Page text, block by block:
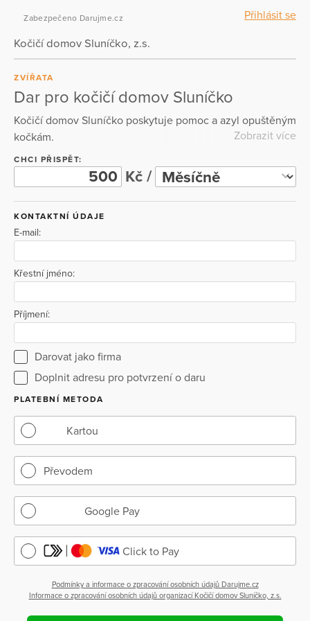
Přihlásit se
Zabezpečeno Darujme.cz
Kočičí domov Sluníčko, z.s.
ZVÍŘATA
Dar pro kočičí domov Sluníčko
Kočičí domov Sluníčko poskytuje pomoc a azyl opuštěným
kočkám.
Zobrazit více
CHCI PŘISPĚT:
Kč /
KONTAKTNÍ ÚDAJE
E-mail:
Křestní jméno:
Příjmení:
Darovat jako firma
Doplnit adresu pro potvrzení o daru
PLATEBNÍ METODA
Kartou
Převodem
Google Pay
Click to Pay
Podmínky a informace o zpracování osobních údajů Darujme.cz
Informace o zpracování osobních údajů organizací Kočičí domov Sluníčko, z.s.